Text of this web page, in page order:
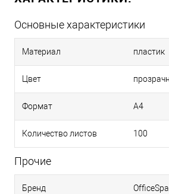
Основные характеристики
Материал пластик
Цвет
Формат А4
Количество листов 100
Прочие
Бренд